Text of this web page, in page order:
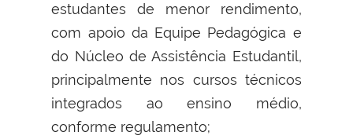
estudantes de menor rendimento,
com apoio da Equipe Pedagógica e
do Núcleo de Assistência Estudantil,
principalmente nos cursos técnicos
integrados ao ensino médio,
conforme regulamento;